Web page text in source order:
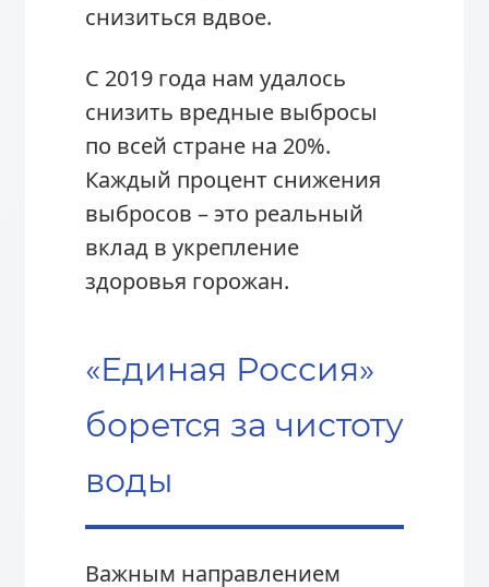
снизиться вдвое.
С 2019 года нам удалось
снизить вредные выбросы
по всей стране на 20%.
Каждый процент снижения
выбросов – это реальный
вклад в укрепление
здоровья горожан.
«Единая Россия»
борется за чистоту
воды
Важным направлением